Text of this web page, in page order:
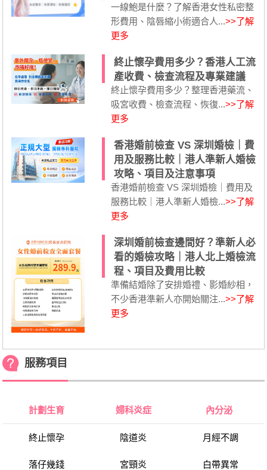
一線鮑是什麼？了解香港女性私密整
形費用、陰唇縮小術適合人...>>了解
更多
終止懷孕費用多少？香港人工流
產收費、檢查流程及專業建議
終止懷孕費用多少？整理香港藥流、
吸宮收費、檢查流程、恢復...>>了解
更多
香港婚前檢查 VS 深圳婚檢｜費
用及服務比較｜港人準新人婚檢
攻略、項目及注意事項
香港婚前檢查 VS 深圳婚檢｜費用及
服務比較｜港人準新人婚檢...>>了解
更多
深圳婚前檢查邊間好？準新人必
看的婚檢攻略｜港人北上婚檢流
程、項目及費用比較
準備結婚除了安排婚禮、影婚紗相，
不少香港準新人亦開始關注...>>了解
更多
服務項目
計劃生育
終止懷孕
落仔幾錢
婦科炎症
陰道炎
宮頸炎
內分泌
月經不調
白帶異常